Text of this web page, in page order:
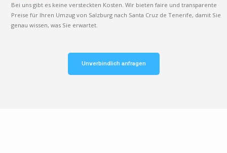
Bei uns gibt es keine versteckten Kosten. Wir bieten faire und transparente
Preise für Ihren Umzug von Salzburg nach Santa Cruz de Tenerife, damit Sie
genau wissen, was Sie erwartet.
Unverbindlich anfragen